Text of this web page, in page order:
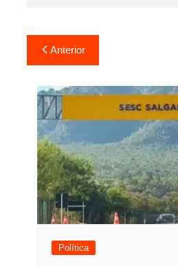
Navegação
de
Post
Anterior
Política